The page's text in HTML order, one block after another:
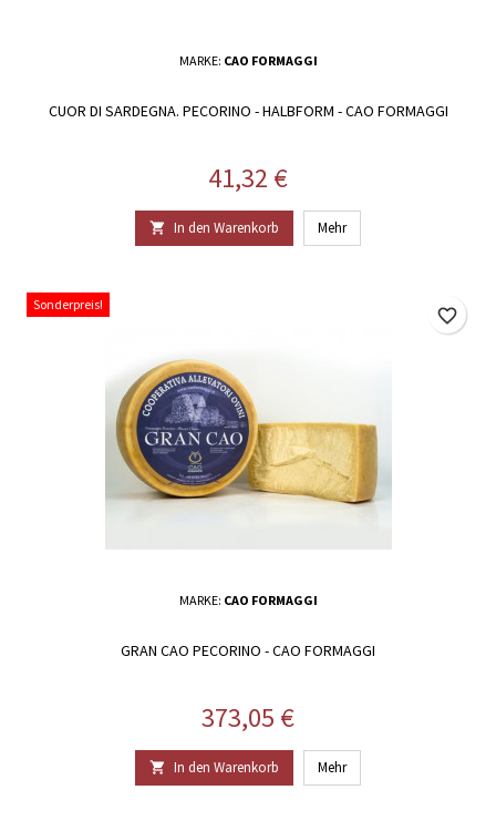
MARKE: CAO FORMAGGI
CUOR DI SARDEGNA. PECORINO - HALBFORM - CAO FORMAGGI
Preis
41,32 €
 In den Warenkorb Mehr
Sonderpreis!
MARKE: CAO FORMAGGI
GRAN CAO PECORINO - CAO FORMAGGI
Preis
373,05 €
 In den Warenkorb Mehr
favorite_border